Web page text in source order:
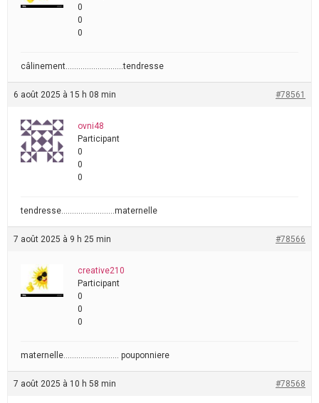
0
0
0
câlinement………………………tendresse
6 août 2025 à 15 h 08 min #78561
ovni48
Participant
0
0
0
tendresse…………………….maternelle
7 août 2025 à 9 h 25 min #78566
creative210
Participant
0
0
0
maternelle…………………….. pouponniere
7 août 2025 à 10 h 58 min #78568